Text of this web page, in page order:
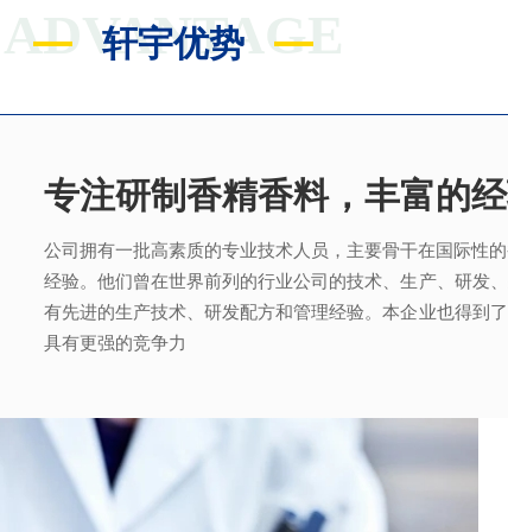
ADVANTAGE
轩宇优势
专注研制香精香料，丰富的
公司拥有一批高素质的专业技术人员，主要骨干在国际性
经验。他们曾在世界前列的行业公司的技术、生产、研发
有先进的生产技术、研发配方和管理经验。本企业也得到
具有更强的竞争力
满足客户不同的调香需求
拥有独立的香精香料技术研发实验室和生产车间，可为
完善的质量管理体系
从2005年起，公司就建立了国际认可的ISO9001：2015质
系，为所有产品质量稳定性及食用安全性保驾护航。
真心酿香味 芬芳传五洲
轩宇的应用及技术服务中心，汇聚了多位优秀的技术工程
效地针对客户需求打造不同产品，满 足客户对提高其产品